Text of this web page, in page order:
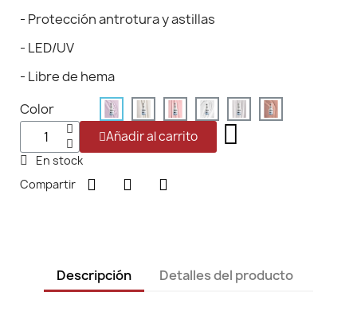
- Protección antrotura y astillas
- LED/UV
- Libre de hema
Color
Añadir al carrito
En stock
Compartir
Descripción Detalles del producto